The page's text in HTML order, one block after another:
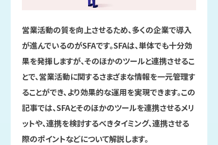
営業活動の質を向上させるため、多くの企業で導入
が進んでいるのがSFAです。SFAは、単体でも十分効
果を発揮しますが、そのほかのツールと連携させるこ
とで、営業活動に関するさまざまな情報を一元管理す
ることができ、より効果的な運用を実現できます。この
記事では、SFAとそのほかのツールを連携させるメリ
ットや、連携を検討するべきタイミング、連携させる
際のポイントなどについて解説します。